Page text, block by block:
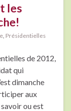
les
Présidentielles
de 2012,
qui
dimanche
aux
ou est